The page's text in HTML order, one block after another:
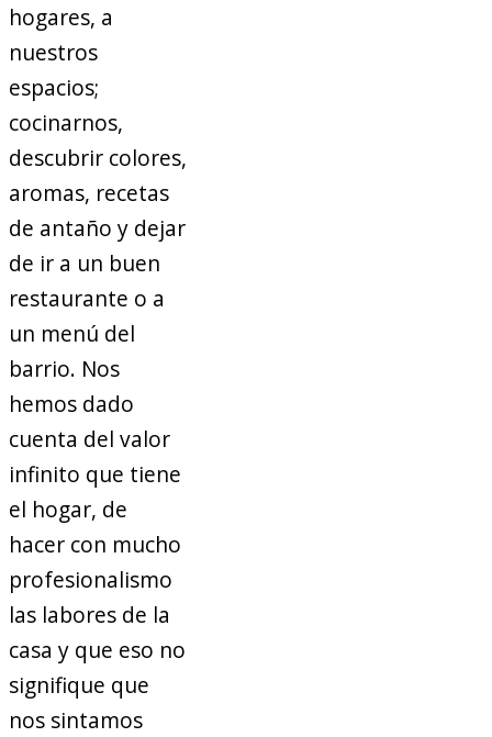
hogares, a
nuestros
espacios;
cocinarnos,
descubrir colores,
aromas, recetas
de antaño y dejar
de ir a un buen
restaurante o a
un menú del
barrio. Nos
hemos dado
cuenta del valor
infinito que tiene
el hogar, de
hacer con mucho
profesionalismo
las labores de la
casa y que eso no
signifique que
nos sintamos